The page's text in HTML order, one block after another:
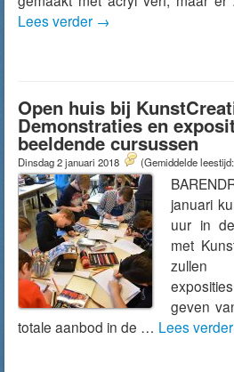
Lees verder →
Open huis bij
Demonstraties en
beeldende cursussen
Dinsdag 2 januari 2018 (Gemiddelde
januari
uur in
met
zullen
geven
totale aanbod in de … Lees verder